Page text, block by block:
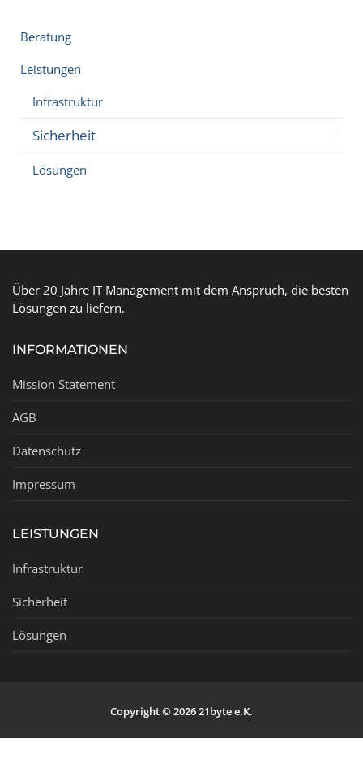
Beratung
Leistungen
Infrastruktur
Sicherheit
Lösungen
Über 20 Jahre IT Management mit dem Anspruch, die besten
Lösungen zu liefern.
INFORMATIONEN
Mission Statement
AGB
Datenschutz
Impressum
LEISTUNGEN
Infrastruktur
Sicherheit
Lösungen
Copyright © 2026 21byte e.K.